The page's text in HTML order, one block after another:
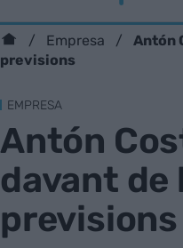
Empresa
Antón
previsions
EMPRESA
Antón
davant de
previsions